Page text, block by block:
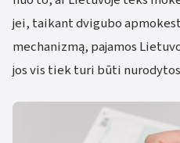
jei, taikant dvigubo
mechanizmą, pajamos
jos vis tiek turi būti